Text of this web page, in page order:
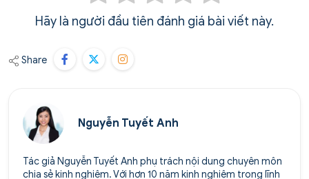
Hãy là người đầu tiên đánh giá bài viết này.
Share
Nguyễn Tuyết Anh
Tác giả Nguyễn Tuyết Anh phụ trách nội dung chuyên môn
chia sẻ kinh nghiệm. Với hơn 10 năm kinh nghiệm trong lĩnh